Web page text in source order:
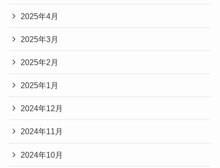
2025年4月
2025年3月
2025年2月
2025年1月
2024年12月
2024年11月
2024年10月